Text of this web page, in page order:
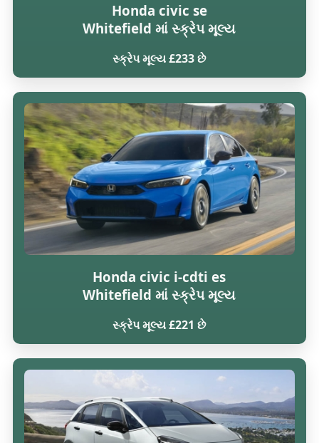
Honda civic se
Whitefield માં સ્ક્રેપ મૂલ્ય
સ્ક્રેપ મૂલ્ય £233 છે
Honda civic i-cdti es
Whitefield માં સ્ક્રેપ મૂલ્ય
સ્ક્રેપ મૂલ્ય £221 છે